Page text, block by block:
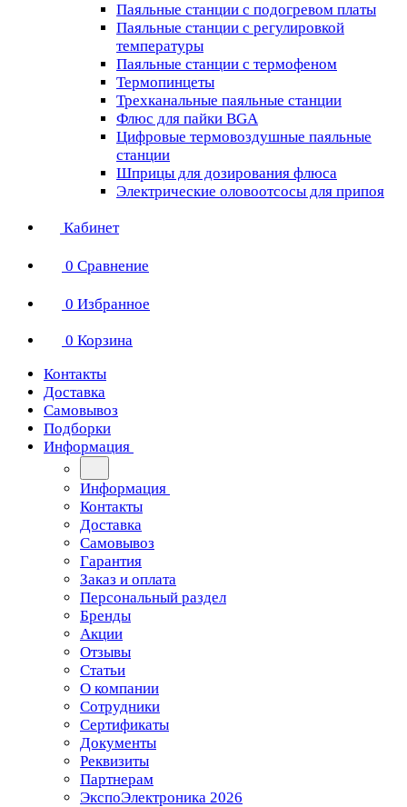
Паяльные станции с подогревом платы
Паяльные станции с регулировкой
температуры
Паяльные станции с термофеном
Термопинцеты
Трехканальные паяльные станции
Флюс для пайки BGA
Цифровые термовоздушные паяльные
станции
Шприцы для дозирования флюса
Электрические оловоотсосы для припоя
Кабинет
0 Сравнение
0 Избранное
0 Корзина
Контакты
Доставка
Самовывоз
Подборки
Информация
Информация
Контакты
Доставка
Самовывоз
Гарантия
Заказ и оплата
Персональный раздел
Бренды
Акции
Отзывы
Статьи
О компании
Сотрудники
Сертификаты
Документы
Реквизиты
Партнерам
ЭкспоЭлектроника 2026